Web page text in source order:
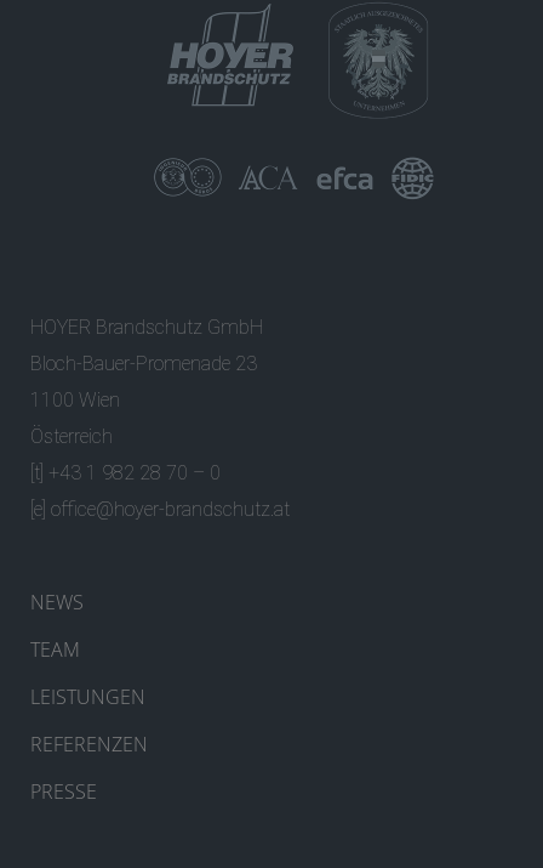
HOYER Brandschutz GmbH
Bloch-Bauer-Promenade 23
1100 Wien
Österreich
[t] +43 1 982 28 70 – 0
[e] office@hoyer-brandschutz.at
NEWS
TEAM
LEISTUNGEN
REFERENZEN
PRESSE